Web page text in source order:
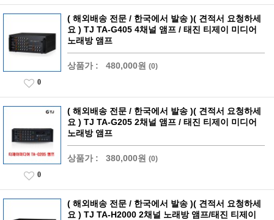
( 해외배송 전문 / 한국에서 발송 )( 견적서 요청하세
요 ) TJ TA-G405 4채널 앰프 / 태진 티제이 미디어
노래방 앰프
상품가 : 480,000원 (0)
0
( 해외배송 전문 / 한국에서 발송 )( 견적서 요청하세
요 ) TJ TA-G205 2채널 앰프 / 태진 티제이 미디어
노래방 앰프
상품가 : 380,000원 (0)
0
( 해외배송 전문 / 한국에서 발송 )( 견적서 요청하세
요 ) TJ TA-H2000 2채널 노래방 앰프/태진 티제이